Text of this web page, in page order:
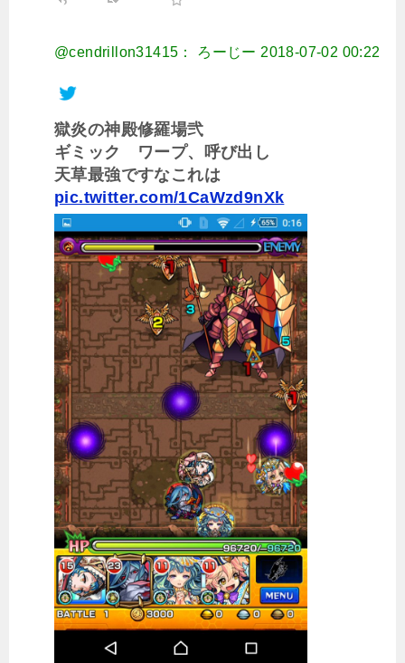
@cendrillon31415： ろーじー 2018-07-02 00:22
獄炎の神殿修羅場弐
ギミック ワープ、呼び出し
天草最強ですなこれは
pic.twitter.com/1CaWzd9nXk